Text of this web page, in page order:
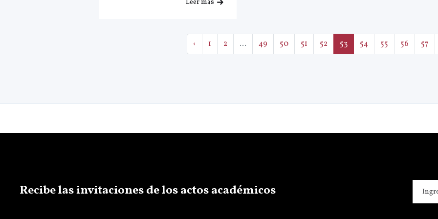
Leer más
‹ 1 2 ... 49 50 51 52 53 54 55 56 57
Recibe las invitaciones de los actos académicos